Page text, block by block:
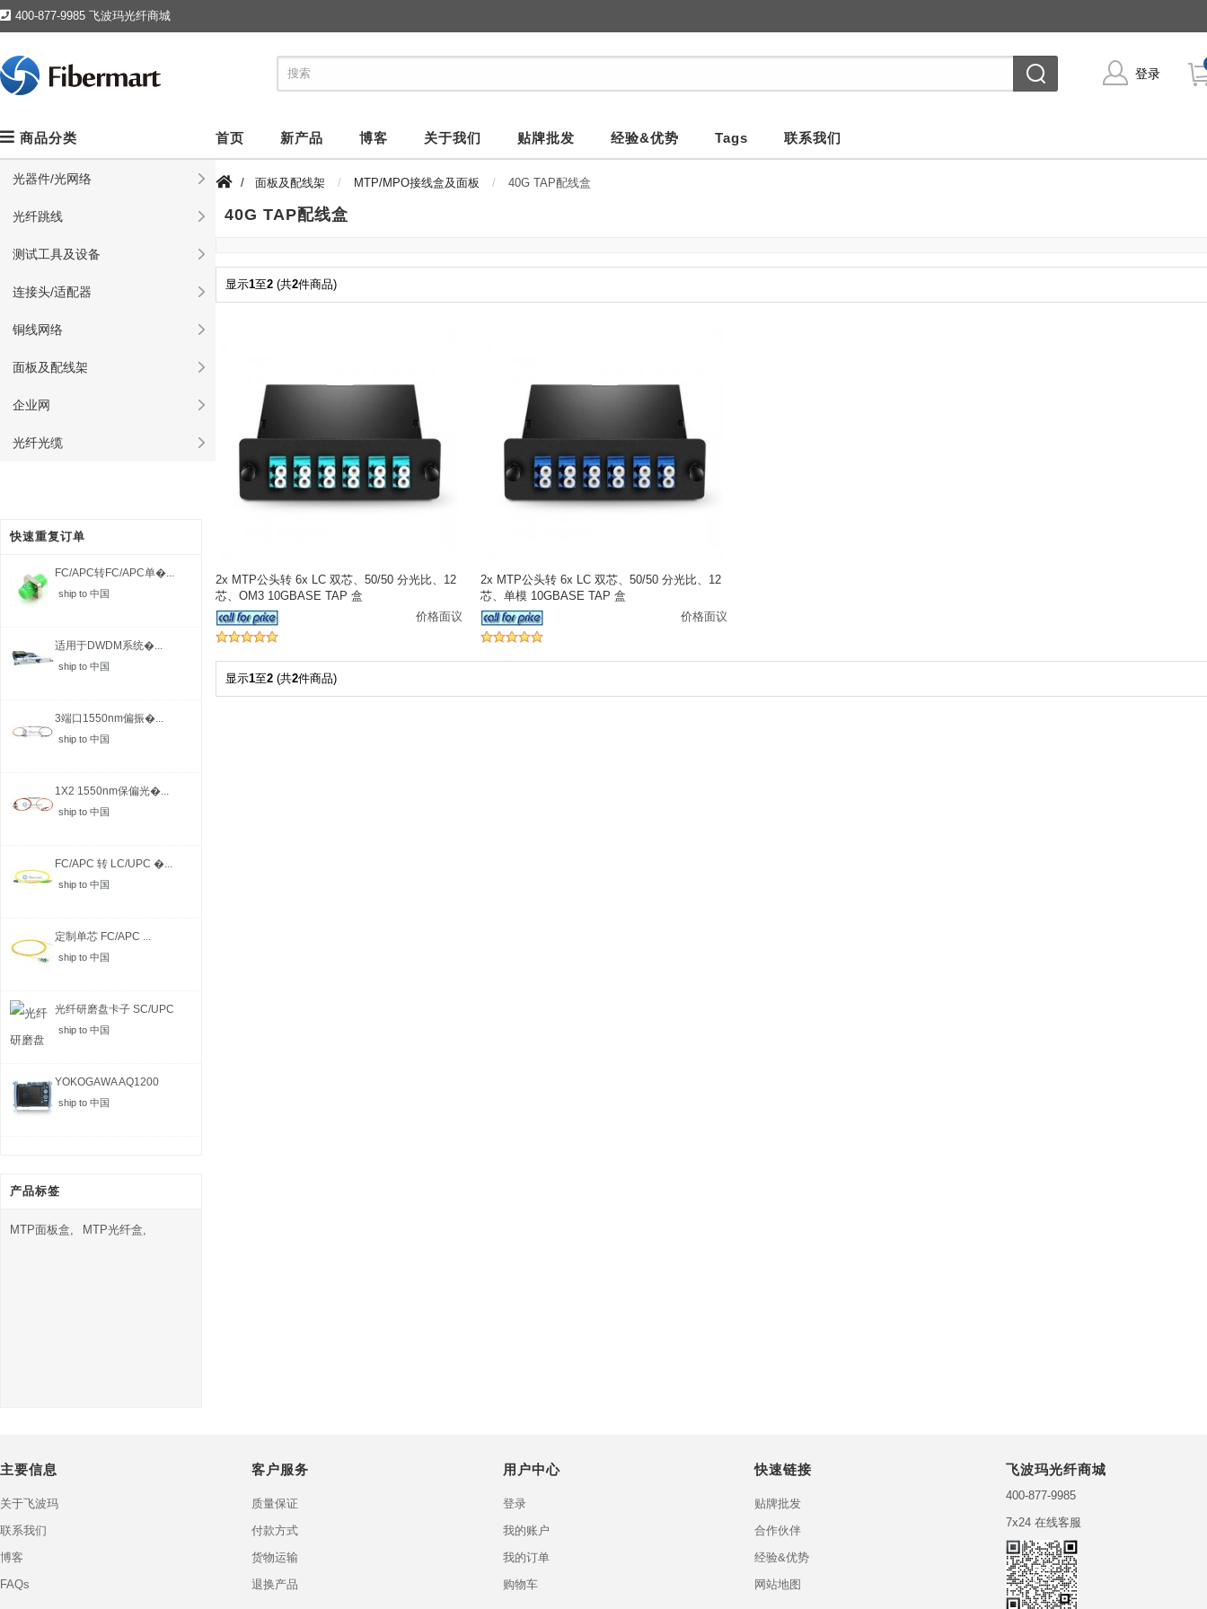
400-877-9985 飞波玛光纤商城
登录
商品分类
光器件/光网络
光纤跳线
测试工具及设备
连接头/适配器
铜线网络
面板及配线架
企业网
光纤光缆
首页 新产品 博客 关于我们 贴牌批发 经验&优势 Tags 联系我们
快速重复订单
FC/APC转FC/APC单�...
ship to 中国
适用于DWDM系统�...
ship to 中国
3端口1550nm偏振�...
ship to 中国
1X2 1550nm保偏光�...
ship to 中国
FC/APC 转 LC/UPC �...
ship to 中国
定制单芯 FC/APC ...
ship to 中国
光纤研磨盘卡子 SC/UPC
ship to 中国
YOKOGAWA AQ1200
MFT-...
ship to 中国
产品标签
MTP面板盒, MTP光纤盒,
/ 面板及配线架 MTP/MPO接线盒及面板 40G TAP配线盒
40G TAP配线盒
显示1至2 (共2件商品)
2x MTP公头转 6x LC 双芯、50/50 分光比、12
芯、OM3 10GBASE TAP 盒
价格面议
2x MTP公头转 6x LC 双芯、50/50 分光比、12
芯、单模 10GBASE TAP 盒
价格面议
显示1至2 (共2件商品)
主要信息
关于飞波玛
联系我们
博客
FAQs
客户服务
质量保证
付款方式
货物运输
退换产品
用户中心
登录
我的账户
我的订单
购物车
快速链接
贴牌批发
合作伙伴
经验&优势
网站地图
飞波玛光纤商城
400-877-9985
7x24 在线客服